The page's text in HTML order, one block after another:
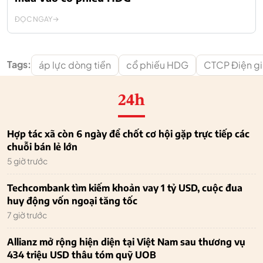
ĐỌC NGAY
Tags: áp lực dòng tiền cổ phiếu HDG CTCP Điện
24h
Hợp tác xã còn 6 ngày để chốt cơ hội gặp trực tiếp các
chuỗi bán lẻ lớn
5 giờ trước
Techcombank tìm kiếm khoản vay 1 tỷ USD, cuộc đua
huy động vốn ngoại tăng tốc
7 giờ trước
Allianz mở rộng hiện diện tại Việt Nam sau thương vụ
434 triệu USD thâu tóm quỹ UOB